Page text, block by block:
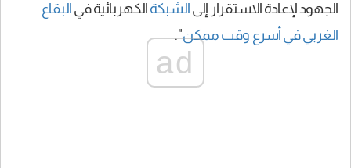
الجهود لإعادة الاستقرار إلى الشبكة الكهربائية في البقاع
الغربيفي أسرع وقت ممكن".
ad